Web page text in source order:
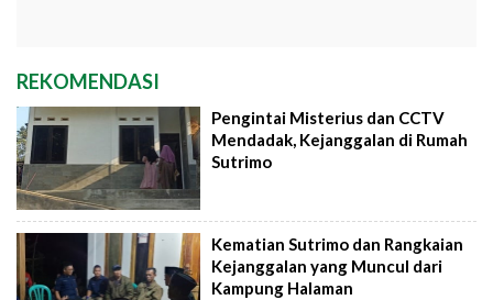
REKOMENDASI
Pengintai Misterius dan CCTV
Mendadak, Kejanggalan di Rumah
Sutrimo
Kematian Sutrimo dan Rangkaian
Kejanggalan yang Muncul dari
Kampung Halaman